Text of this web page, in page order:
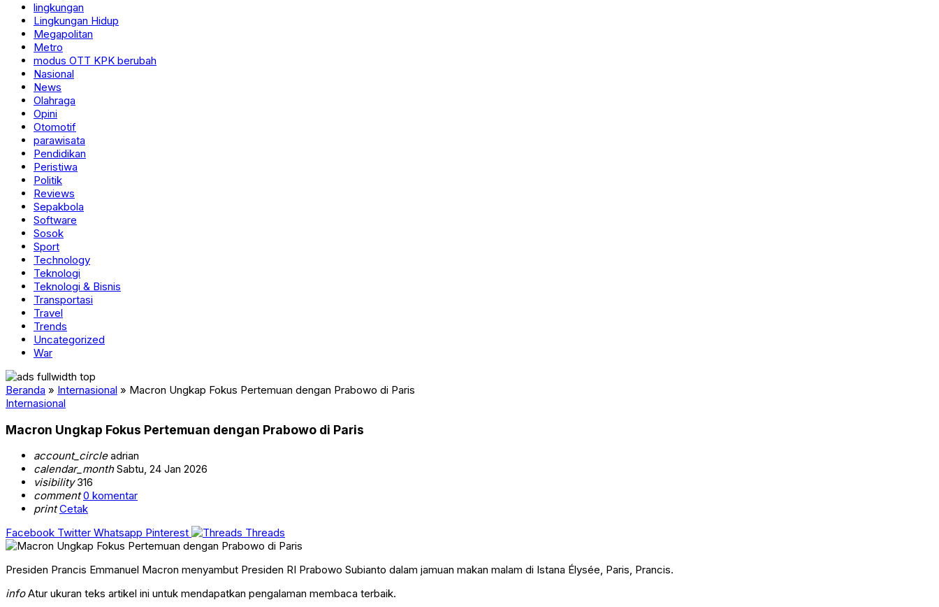
lingkungan
Lingkungan Hidup
Megapolitan
Metro
modus OTT KPK berubah
Nasional
News
Olahraga
Opini
Otomotif
parawisata
Pendidikan
Peristiwa
Politik
Reviews
Sepakbola
Software
Sosok
Sport
Technology
Teknologi
Teknologi & Bisnis
Transportasi
Travel
Trends
Uncategorized
War
Beranda » Internasional » Macron Ungkap Fokus Pertemuan dengan Prabowo di Paris
Internasional
Macron Ungkap Fokus Pertemuan dengan Prabowo di Paris
account_circleadrian
calendar_monthSabtu, 24 Jan 2026
visibility316
comment 0 komentar
print Cetak
Facebook Twitter Whatsapp Pinterest Threads
Presiden Prancis Emmanuel Macron menyambut Presiden RI Prabowo Subianto dalam jamuan makan malam di Istana Élysée, Paris, Prancis.
infoAtur ukuran teks artikel ini untuk mendapatkan pengalaman membaca terbaik.